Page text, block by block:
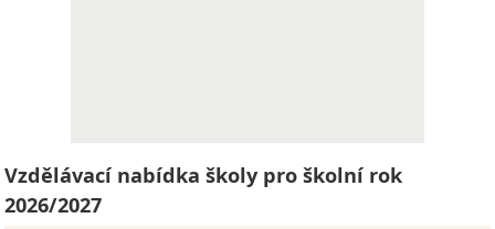
Vzdělávací nabídka školy pro školní rok
2026/2027